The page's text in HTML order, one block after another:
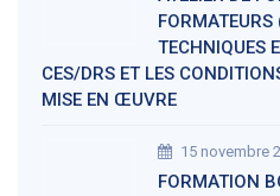
TECHNIQUES
CES/DRS ET LES
MISE EN ŒUVRE
15 novembre
FORMATION